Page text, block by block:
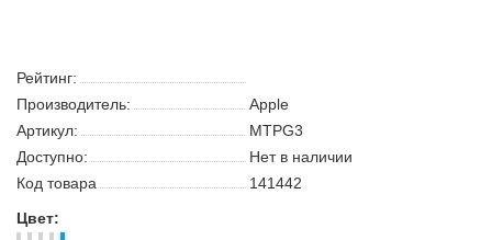
Рейтинг:
Производитель:
Apple
Артикул:
MTPG3
Доступно: